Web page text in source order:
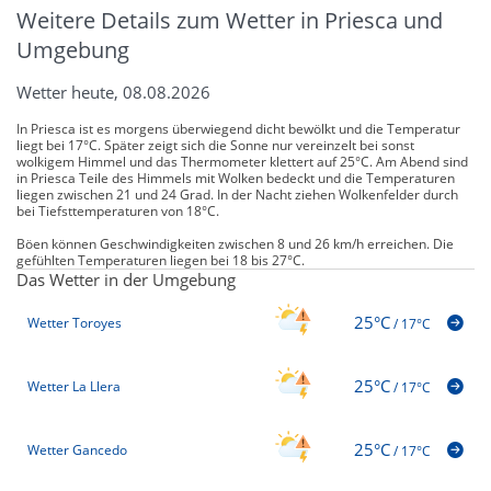
Weitere Details zum Wetter in Priesca und
Umgebung
Wetter heute, 08.08.2026
In Priesca ist es morgens überwiegend dicht bewölkt und die Temperatur
liegt bei 17°C. Später zeigt sich die Sonne nur vereinzelt bei sonst
wolkigem Himmel und das Thermometer klettert auf 25°C. Am Abend sind
in Priesca Teile des Himmels mit Wolken bedeckt und die Temperaturen
liegen zwischen 21 und 24 Grad. In der Nacht ziehen Wolkenfelder durch
bei Tiefsttemperaturen von 18°C.
Böen können Geschwindigkeiten zwischen 8 und 26 km/h erreichen. Die
gefühlten Temperaturen liegen bei 18 bis 27°C.
Das Wetter in der Umgebung
Wetter Toroyes 25°C/17°C
Wetter La Llera 25°C/17°C
Wetter Gancedo 25°C/17°C